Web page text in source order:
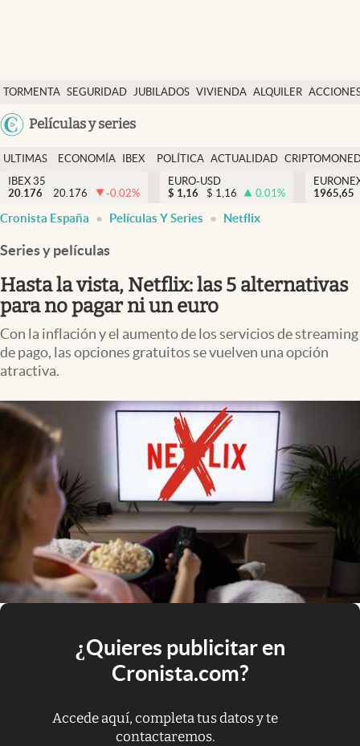
TORMENTA SEGURIDAD JUBILADOS VIVIENDA ALQUILER
USA
Películas y series
Economía y finanzas
Política
Actualidad
Criptomonedas
España
ULTIMAS
NOTICIAS
ECONOMÍA
FINANZAS
IBEX
EURO
POLÍTICA ACTUALIDAD
IBEX 35
20.176
20.176 -0.02%
EURO-USD
$ 1,16 $ 1,16 0.01%
1965,65
Cronista España Películas Y Series Netflix
Series y películas
Hasta la vista, Netflix: las 5 alternativas
para no pagar ni un euro
Con la inflación y el aumento de los servicios de streaming
de pago, las opciones gratuitos se vuelven una opción
atractiva.
¿Quieres publicitar en
Cronista.com?
Accede aquí, completa tus datos y te
contactaremos.